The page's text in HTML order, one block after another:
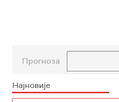
Прогноза
Најновије